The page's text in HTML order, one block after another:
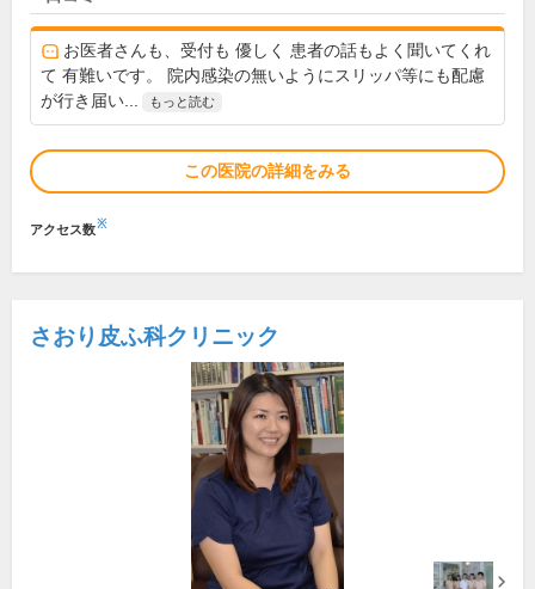
お医者さんも、受付も 優しく 患者の話もよく聞いてくれ
て 有難いです。 院内感染の無いようにスリッパ等にも配慮
が行き届い...
もっと読む
この医院の詳細をみる
アクセス数※
さおり皮ふ科クリニック